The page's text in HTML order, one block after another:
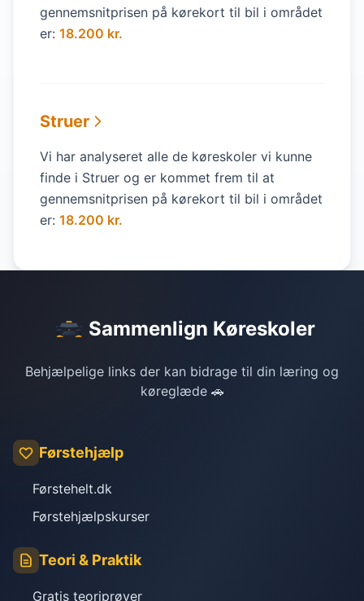
gennemsnitprisen på kørekort til bil i området
er: 18.200 kr.
Struer
Vi har analyseret alle de køreskoler vi kunne
finde i Struer og er kommet frem til at
gennemsnitprisen på kørekort til bil i området
er: 18.200 kr.
Sammenlign Køreskoler
Behjælpelige links der kan bidrage til din læring og
køreglæde 🚗
Førstehjælp
Førstehelt.dk
Førstehjælpskurser
Teori & Praktik
Gratis teoriprøver